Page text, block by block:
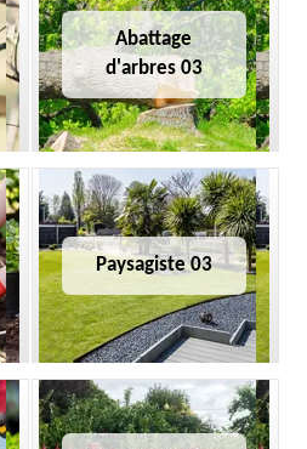
Abattage
d'arbres 03
Paysagiste 03